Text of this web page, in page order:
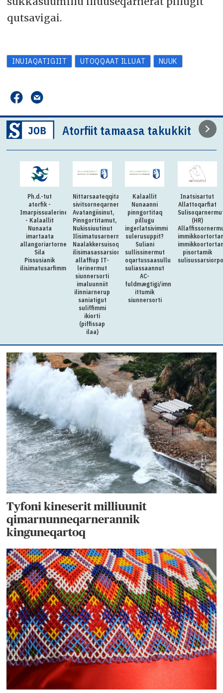
qutsavigai.
INUIAQATIGIIT UTOQQAAT ILLUAT NUUK
Atorfiit tamaasa takukkit
Ph.d.-tut
atorfik -
Imarpissualerineq
- Kalaallit
Nunaata
imartaata
allangoriartornera,
Sila
Pissusianik
ilisimatusarfimmut
Nittarsaateqqitaq:Killiliussap
sivitsorneqarnera:
Avatangiisinut,
Pinngortitamut,
Nukissiuutinut
Ilisimatusarnermullu
Naalakkersuisoqarfimmi
ilisimasassarsiornermut
allaffiup IT-
lerinermut
siunnersorti
imaluunniit
ilinniarnerup
saniatigut
suliffimmi
ikiorti
(piffissap
ilaa)
Kalaallit
Nunaanni
pinngortitaq
pillugu
ingerlatsivimmi
sulerusuppit?
Suliani
sullissinermut
oqartussaasullu
suliassaannut
AC-
fuldmægtigi/immikkut
ittumik
siunnersorti
Inatsisartut
Allattoqarfiat
(HR)
pisortamik
Tyfoni kineserit milliuunit
qimarnunneqarnerannik
kinguneqartoq